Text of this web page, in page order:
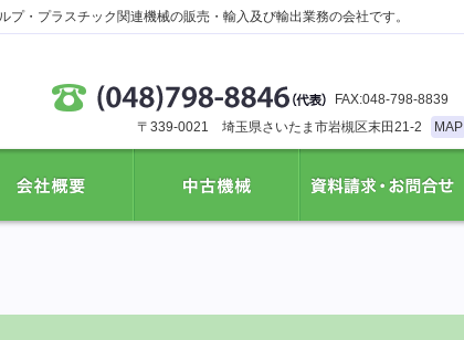
・プラスチック関連機械の販売・輸入及び輸出業務の会社です。
FAX:048-798-8839
〒339-0021 埼玉県さいたま市岩槻区末田21-2
MAP